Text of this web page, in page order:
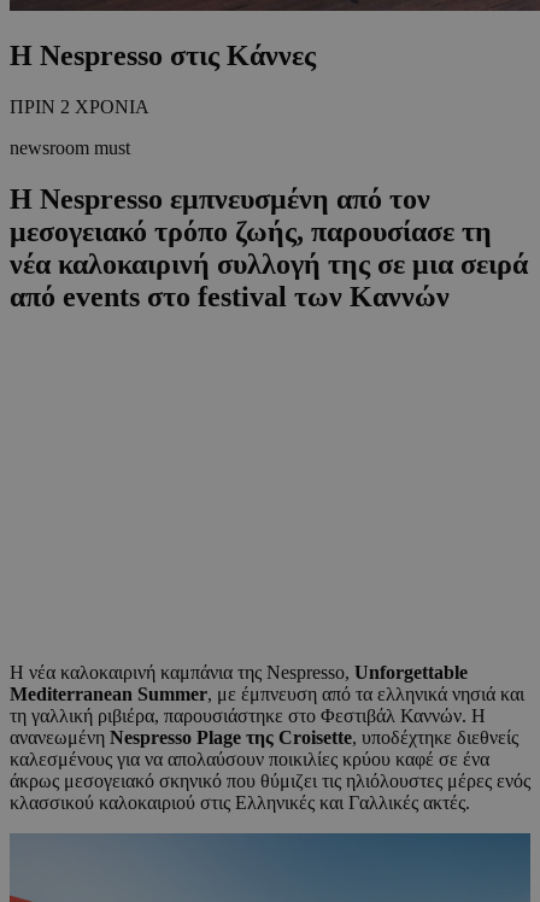
Η Nespresso στις Κάννες
ΠΡΙΝ 2 ΧΡΟΝΙΑ
newsroom must
Η Nespresso εμπνευσμένη από τον
μεσογειακό τρόπο ζωής, παρουσίασε τη
νέα καλοκαιρινή συλλογή της σε μια σειρά
από events στο festival των Καννών
Η νέα καλοκαιρινή καμπάνια της Nespresso, Unforgettable
Mediterranean Summer, με έμπνευση από τα ελληνικά νησιά και
τη γαλλική ριβιέρα, παρουσιάστηκε στο Φεστιβάλ Καννών. Η
ανανεωμένη Nespresso Plage της Croisette, υποδέχτηκε διεθνείς
καλεσμένους για να απολαύσουν ποικιλίες κρύου καφέ σε ένα
άκρως μεσογειακό σκηνικό που θύμιζει τις ηλιόλουστες μέρες ενός
κλασσικού καλοκαιριού στις Ελληνικές και Γαλλικές ακτές.